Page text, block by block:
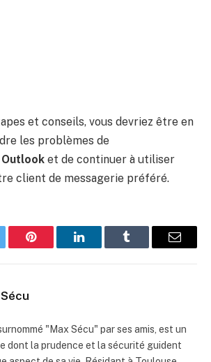
et conseils, vous devriez être en
les problèmes de
et de continuer à utiliser
client de messagerie préféré.
Pinterest LinkedInTumblr Email
"Max Sécu" par ses amis, est un
dont la prudence et la sécurité guident